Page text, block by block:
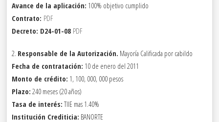
Avance de la aplicación: 100% objetivo cumplido
Contrato: PDF
Decreto: D24-01-08 PDF
2. Responsable de la Autorización. Mayoría Calificada por cabildo
Fecha de contratación: 10 de enero del 2011
Monto de crédito: 1, 100, 000, 000 pesos
Plazo: 240 meses (20 años)
Tasa de interés: TIIE mas 1.40%
Institución Crediticia: BANORTE